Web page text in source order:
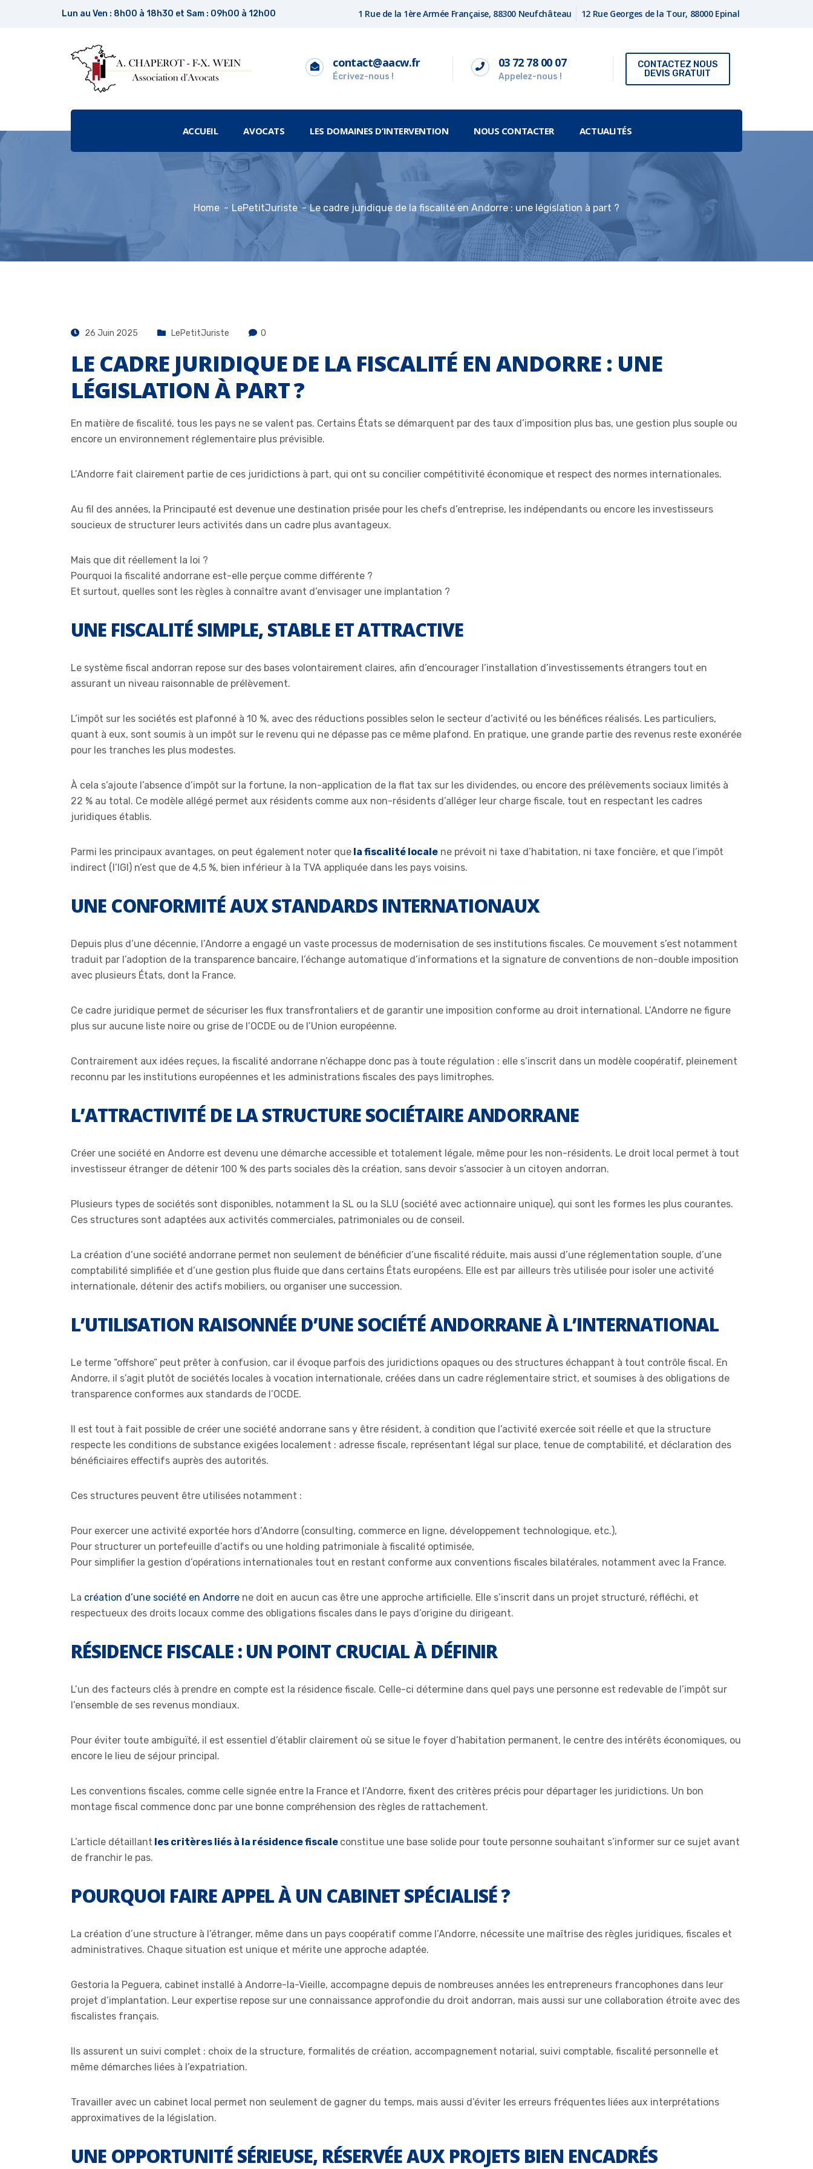
Lun au Ven : 8h00 à 18h30 et Sam : 09h00 à 12h00 1 Rue de la 1ère Armée Française, 88300 Neufchâteau 12 Rue Georges de la Tour, 88000 Epinal
contact@aacw.fr
Écrivez-nous !
03 72 78 00 07
Appelez-nous !
CONTACTEZ NOUS
DEVIS GRATUIT
ACCUEIL AVOCATS LES DOMAINES D’INTERVENTION NOUS CONTACTER ACTUALITÉS
Home LePetitJuriste Le cadre juridique de la fiscalité en Andorre : une législation à part ?
26 Juin 2025 LePetitJuriste 0
LE CADRE JURIDIQUE DE LA FISCALITÉ EN ANDORRE : UNE
LÉGISLATION À PART ?
En matière de fiscalité, tous les pays ne se valent pas. Certains États se démarquent par des taux d’imposition plus bas, une gestion plus souple ou
encore un environnement réglementaire plus prévisible.
L’Andorre fait clairement partie de ces juridictions à part, qui ont su concilier compétitivité économique et respect des normes internationales.
Au fil des années, la Principauté est devenue une destination prisée pour les chefs d’entreprise, les indépendants ou encore les investisseurs
soucieux de structurer leurs activités dans un cadre plus avantageux.
Mais que dit réellement la loi ?
Pourquoi la fiscalité andorrane est-elle perçue comme différente ?
Et surtout, quelles sont les règles à connaître avant d’envisager une implantation ?
UNE FISCALITÉ SIMPLE, STABLE ET ATTRACTIVE
Le système fiscal andorran repose sur des bases volontairement claires, afin d’encourager l’installation d’investissements étrangers tout en
assurant un niveau raisonnable de prélèvement.
L’impôt sur les sociétés est plafonné à 10 %, avec des réductions possibles selon le secteur d’activité ou les bénéfices réalisés. Les particuliers,
quant à eux, sont soumis à un impôt sur le revenu qui ne dépasse pas ce même plafond. En pratique, une grande partie des revenus reste exonérée
pour les tranches les plus modestes.
À cela s’ajoute l’absence d’impôt sur la fortune, la non-application de la flat tax sur les dividendes, ou encore des prélèvements sociaux limités à
22 % au total. Ce modèle allégé permet aux résidents comme aux non-résidents d’alléger leur charge fiscale, tout en respectant les cadres
juridiques établis.
Parmi les principaux avantages, on peut également noter que la fiscalité locale ne prévoit ni taxe d’habitation, ni taxe foncière, et que l’impôt
indirect (l’IGI) n’est que de 4,5 %, bien inférieur à la TVA appliquée dans les pays voisins.
UNE CONFORMITÉ AUX STANDARDS INTERNATIONAUX
Depuis plus d’une décennie, l’Andorre a engagé un vaste processus de modernisation de ses institutions fiscales. Ce mouvement s’est notamment
traduit par l’adoption de la transparence bancaire, l’échange automatique d’informations et la signature de conventions de non-double imposition
avec plusieurs États, dont la France.
Ce cadre juridique permet de sécuriser les flux transfrontaliers et de garantir une imposition conforme au droit international. L’Andorre ne figure
plus sur aucune liste noire ou grise de l’OCDE ou de l’Union européenne.
Contrairement aux idées reçues, la fiscalité andorrane n’échappe donc pas à toute régulation : elle s’inscrit dans un modèle coopératif, pleinement
reconnu par les institutions européennes et les administrations fiscales des pays limitrophes.
L’ATTRACTIVITÉ DE LA STRUCTURE SOCIÉTAIRE ANDORRANE
Créer une société en Andorre est devenu une démarche accessible et totalement légale, même pour les non-résidents. Le droit local permet à tout
investisseur étranger de détenir 100 % des parts sociales dès la création, sans devoir s’associer à un citoyen andorran.
Plusieurs types de sociétés sont disponibles, notamment la SL ou la SLU (société avec actionnaire unique), qui sont les formes les plus courantes.
Ces structures sont adaptées aux activités commerciales, patrimoniales ou de conseil.
La création d’une société andorrane permet non seulement de bénéficier d’une fiscalité réduite, mais aussi d’une réglementation souple, d’une
comptabilité simplifiée et d’une gestion plus fluide que dans certains États européens. Elle est par ailleurs très utilisée pour isoler une activité
internationale, détenir des actifs mobiliers, ou organiser une succession.
L’UTILISATION RAISONNÉE D’UNE SOCIÉTÉ ANDORRANE À L’INTERNATIONAL
Le terme “offshore” peut prêter à confusion, car il évoque parfois des juridictions opaques ou des structures échappant à tout contrôle fiscal. En
Andorre, il s’agit plutôt de sociétés locales à vocation internationale, créées dans un cadre réglementaire strict, et soumises à des obligations de
transparence conformes aux standards de l’OCDE.
Il est tout à fait possible de créer une société andorrane sans y être résident, à condition que l’activité exercée soit réelle et que la structure
respecte les conditions de substance exigées localement : adresse fiscale, représentant légal sur place, tenue de comptabilité, et déclaration des
bénéficiaires effectifs auprès des autorités.
Ces structures peuvent être utilisées notamment :
Pour exercer une activité exportée hors d’Andorre (consulting, commerce en ligne, développement technologique, etc.),
Pour structurer un portefeuille d’actifs ou une holding patrimoniale à fiscalité optimisée,
Pour simplifier la gestion d’opérations internationales tout en restant conforme aux conventions fiscales bilatérales, notamment avec la France.
La création d’une société en Andorre ne doit en aucun cas être une approche artificielle. Elle s’inscrit dans un projet structuré, réfléchi, et
respectueux des droits locaux comme des obligations fiscales dans le pays d’origine du dirigeant.
RÉSIDENCE FISCALE : UN POINT CRUCIAL À DÉFINIR
L’un des facteurs clés à prendre en compte est la résidence fiscale. Celle-ci détermine dans quel pays une personne est redevable de l’impôt sur
l’ensemble de ses revenus mondiaux.
Pour éviter toute ambiguïté, il est essentiel d’établir clairement où se situe le foyer d’habitation permanent, le centre des intérêts économiques, ou
encore le lieu de séjour principal.
Les conventions fiscales, comme celle signée entre la France et l’Andorre, fixent des critères précis pour départager les juridictions. Un bon
montage fiscal commence donc par une bonne compréhension des règles de rattachement.
L’article détaillant les critères liés à la résidence fiscale constitue une base solide pour toute personne souhaitant s’informer sur ce sujet avant
de franchir le pas.
POURQUOI FAIRE APPEL À UN CABINET SPÉCIALISÉ ?
La création d’une structure à l’étranger, même dans un pays coopératif comme l’Andorre, nécessite une maîtrise des règles juridiques, fiscales et
administratives. Chaque situation est unique et mérite une approche adaptée.
Gestoria la Peguera, cabinet installé à Andorre-la-Vieille, accompagne depuis de nombreuses années les entrepreneurs francophones dans leur
projet d’implantation. Leur expertise repose sur une connaissance approfondie du droit andorran, mais aussi sur une collaboration étroite avec des
fiscalistes français.
Ils assurent un suivi complet : choix de la structure, formalités de création, accompagnement notarial, suivi comptable, fiscalité personnelle et
même démarches liées à l’expatriation.
Travailler avec un cabinet local permet non seulement de gagner du temps, mais aussi d’éviter les erreurs fréquentes liées aux interprétations
approximatives de la législation.
UNE OPPORTUNITÉ SÉRIEUSE, RÉSERVÉE AUX PROJETS BIEN ENCADRÉS